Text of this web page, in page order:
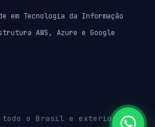
em Tecnologia da Informação
AWS, Azure e Google
todo o Brasil e exterior